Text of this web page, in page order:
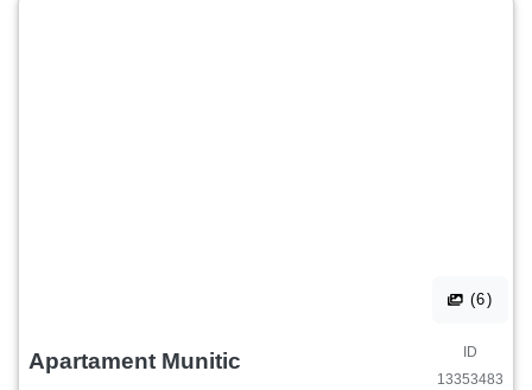
(6)
Apartament Munitic
ID
13353483